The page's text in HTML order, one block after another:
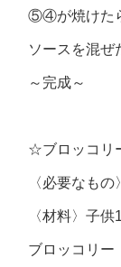
⑤④が焼けた
ソースを混ぜ
～完成～
☆ブロッコリ
〈必要なも
〈材料〉子供
ブロッコ